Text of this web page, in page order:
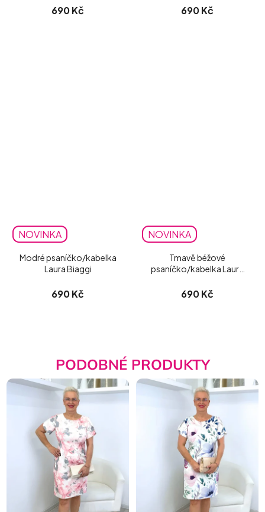
690 Kč 690 Kč
NOVINKA
Modré psaníčko/kabelka
Laura Biaggi
690 Kč
NOVINKA
Tmavě béžové
psaníčko/kabelka Laura
690 Kč
PODOBNÉ PRODUKTY